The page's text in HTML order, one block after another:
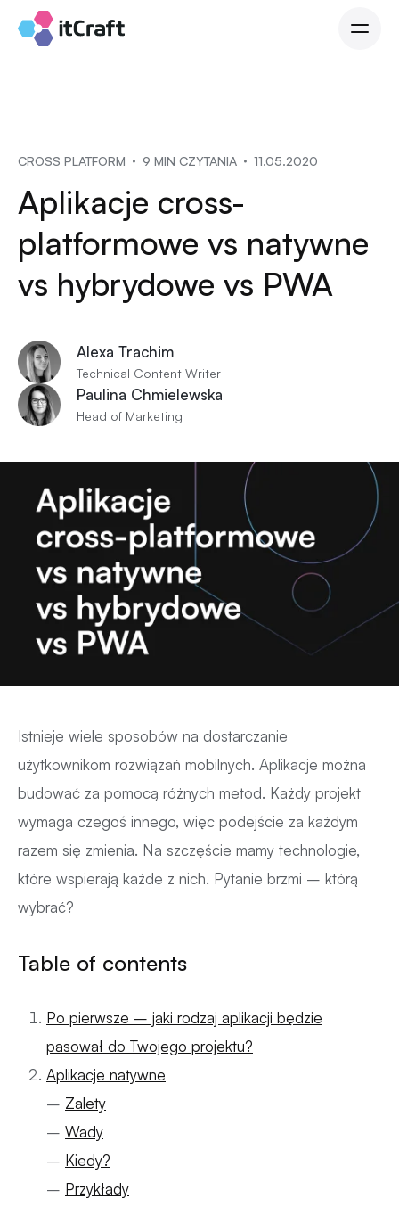
CROSS PLATFORM 9 MIN CZYTANIA 11.05.2020
Aplikacje cross-
platformowe vs natywne
vs hybrydowe vs PWA
Alexa Trachim
Technical Content Writer
Paulina Chmielewska
Head of Marketing
Istnieje wiele sposobów na dostarczanie
użytkownikom rozwiązań mobilnych. Aplikacje można
budować za pomocą różnych metod. Każdy projekt
wymaga czegoś innego, więc podejście za każdym
razem się zmienia. Na szczęście mamy technologie,
które wspierają każde z nich. Pytanie brzmi – którą
wybrać?
Table of contents
Po pierwsze – jaki rodzaj aplikacji będzie
pasował do Twojego projektu?
Aplikacje natywne
– Zalety
– Wady
– Kiedy?
– Przykłady